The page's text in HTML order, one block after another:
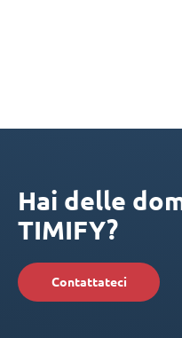
Hai delle
TIMIFY?
Contattateci